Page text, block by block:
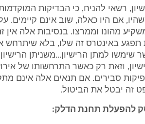
רשאי להניח, כי הבדיקות
אם היו כאלה, שוב אינם קיימים.
מהונו וממרצו. בנסיבות אלה אין
תפגע באינטרס זה שלו, בלא שיתרחש
שימשו למתן הרישיון...משניתן
וזאת רק כאשר התרחשותו של
סבירים. אם תנאים אלה אינם
זה יבטל את הביטול.
להפעלת תחנת הדלק: